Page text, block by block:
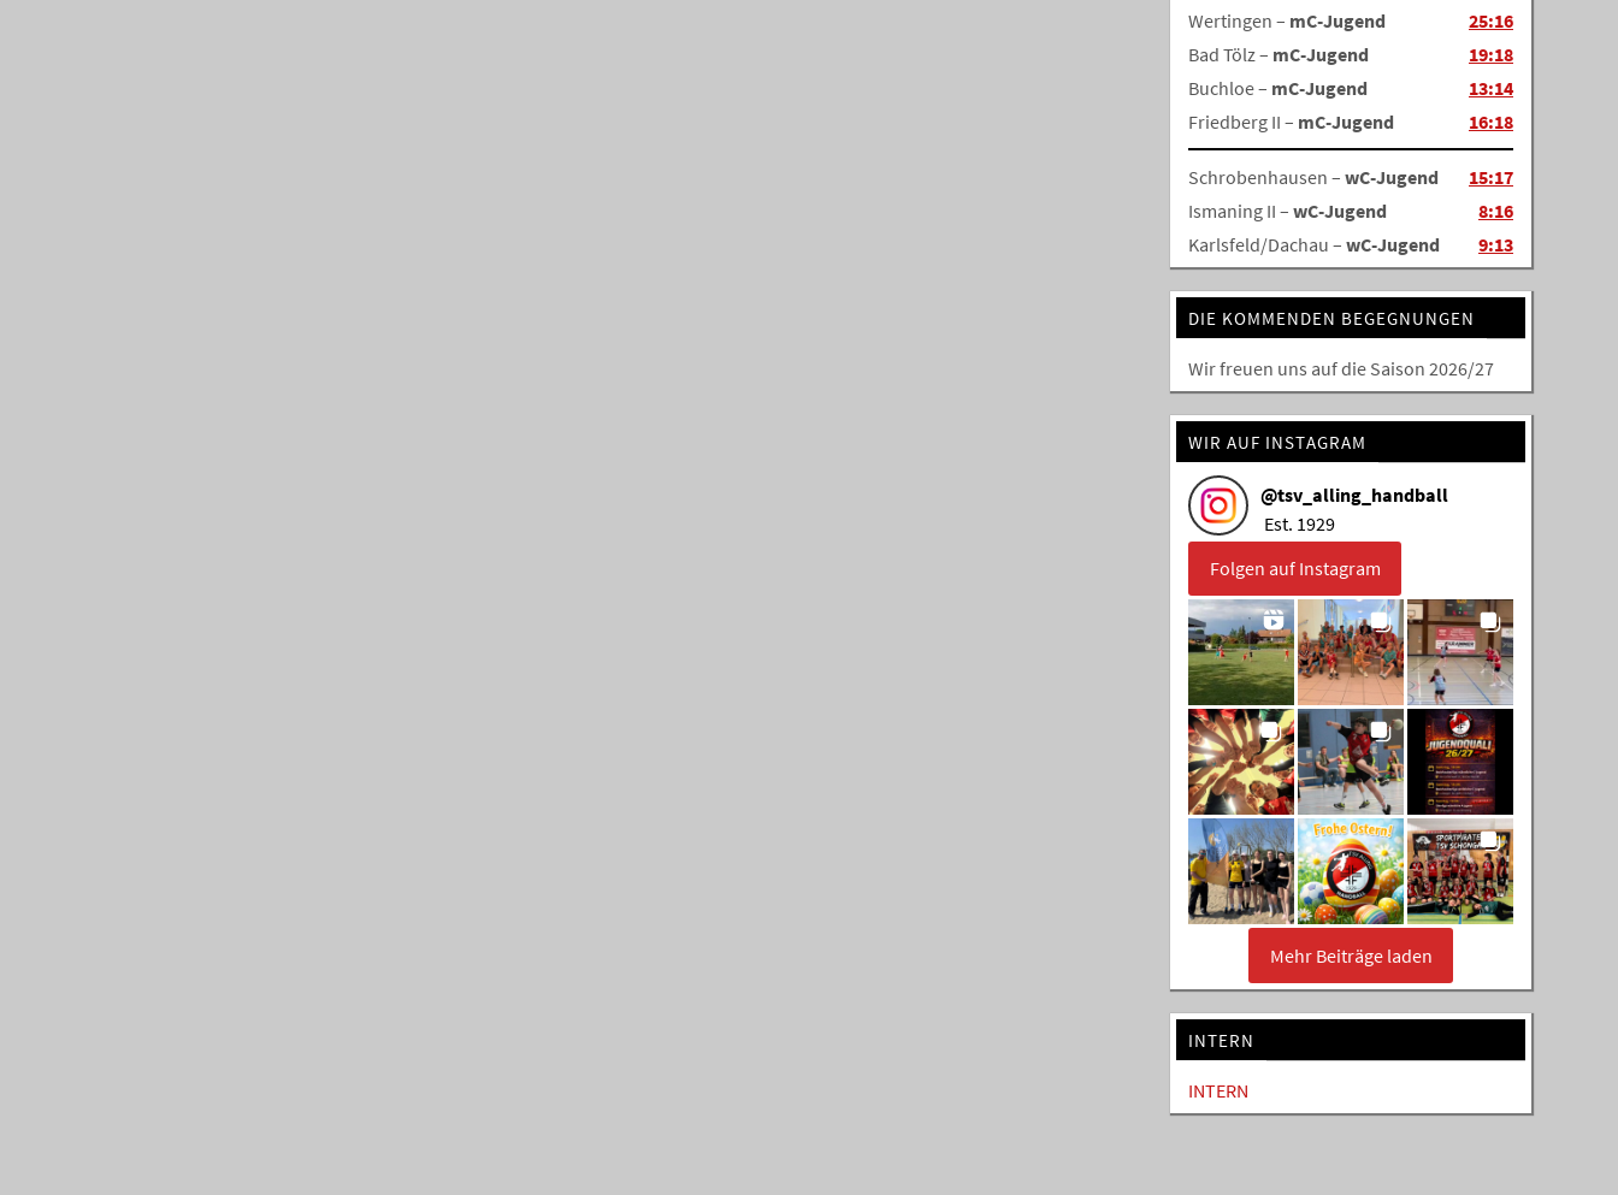
Wertingen – mC-Jugend
25:16
Bad Tölz – mC-Jugend
19:18
Buchloe – mC-Jugend
13:14
Friedberg II – mC-Jugend 16:18
Schrobenhausen – wC-Jugend
15:17
Ismaning II – wC-Jugend
8:16
Karlsfeld/Dachau – wC-Jugend 9:13
DIE KOMMENDEN BEGEGNUNGEN
Wir freuen uns auf die Saison 2026/27
WIR AUF INSTAGRAM
@tsv_alling_handball
Est. 1929
Folgen auf Instagram
Mehr Beiträge laden
INTERN
INTERN